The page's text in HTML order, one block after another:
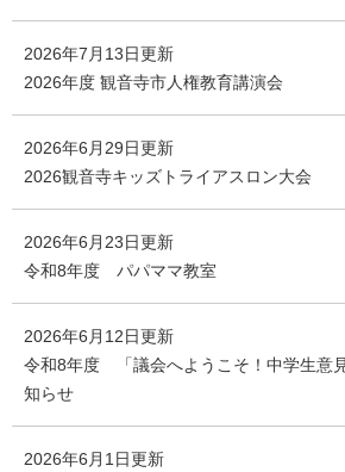
2026年7月13日更新
2026年度 観音寺市人権教育講演会
2026年6月29日更新
2026観音寺キッズトライアスロン大会
2026年6月23日更新
令和8年度 パパママ教室
2026年6月12日更新
令和8年度 「議会へようこそ！中学生意
知らせ
2026年6月1日更新